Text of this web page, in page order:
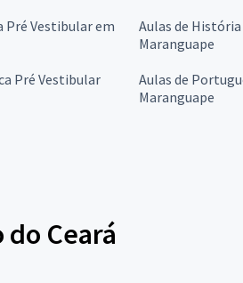
Pré Vestibular em
Aulas de
Maranguape
Pré Vestibular
Aulas de
Maranguape
Ceará